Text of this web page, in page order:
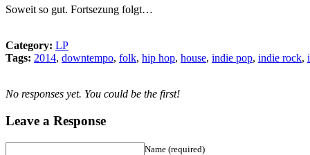
Soweit so gut. Fortsezung folgt…
Category: LP
Tags: 2014, downtempo, folk, hip hop, house, indie pop, indie rock,
No responses yet. You could be the first!
Leave a Response
Name (required)